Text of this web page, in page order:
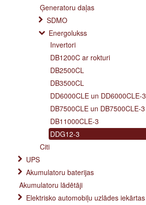
Ģeneratoru daļas
SDMO
Energolukss
Invertori
DB1200C ar rokturi
DB2500CL
DB3500CL
DD6000CLE un DD6000CLE-3
DB7500CLE un DB7500CLE-3
DB11000CLE-3
DDG12-3
Citi
UPS
Akumulatoru baterijas
Akumulatoru lādētāji
Elektrisko automobiļu uzlādes iekārtas